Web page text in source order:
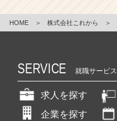
HOME ＞ 株式会社これから ＞
SERVICE 就職サービス
求人を探す
企業を探す